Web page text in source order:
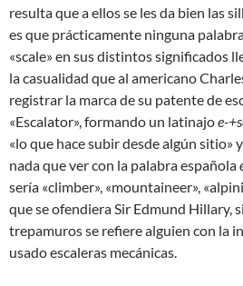
resulta que a ellos se les da bien las
es que prácticamente ninguna
«scale» en sus distintos significados
la casualidad que al americano
registrar la marca de su patente de
«Escalator», formando un latinajoe-
«lo que hace subir desde algún sitio»
nada que ver con la palabra española
sería «climber», «mountaineer»,
que se ofendiera Sir Edmund Hillary,
trepamuros se refiere alguien con la
usado escaleras mecánicas.